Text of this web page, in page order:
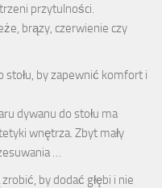
przytulności.
brązy, czerwienie czy
stołu, by zapewnić komfort i
dywanu do stołu ma
wnętrza. Zbyt mały
…
by dodać głębi i nie